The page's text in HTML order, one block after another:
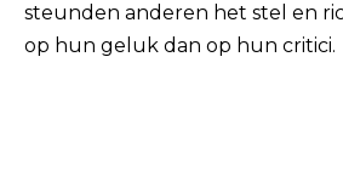
steunden anderen het stel en
op hun geluk dan op hun critici.